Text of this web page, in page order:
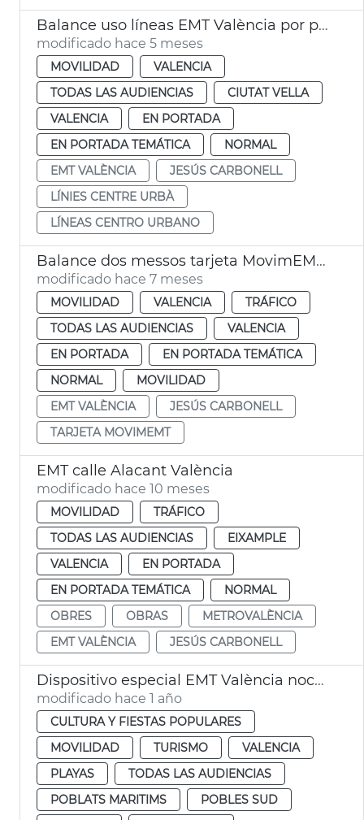
Balance uso líneas EMT València por plaza Ayuntamiento
modificado hace 5 meses
MOVILIDAD
VALENCIA
TODAS LAS AUDIENCIAS
CIUTAT VELLA
VALENCIA
EN PORTADA
EN PORTADA TEMÁTICA
NORMAL
EMT VALÈNCIA
JESÚS CARBONELL
LÍNIES CENTRE URBÀ
LÍNEAS CENTRO URBANO
Balance dos messos tarjeta MovimEMT València
modificado hace 7 meses
MOVILIDAD VALENCIA
TRÁFICO
TODAS LAS AUDIENCIAS
VALENCIA
EN PORTADA
EN PORTADA TEMÁTICA
NORMAL
MOVILIDAD
EMT VALÈNCIA
JESÚS CARBONELL
TARJETA MOVIMEMT
EMT calle Alacant València
modificado hace 10 meses
MOVILIDAD
TRÁFICO
TODAS LAS AUDIENCIAS
EIXAMPLE
VALENCIA
EN PORTADA
EN PORTADA TEMÁTICA
NORMAL
OBRES
OBRAS
METROVALÈNCIA
EMT VALÈNCIA
JESÚS CARBONELL
Dispositivo especial EMT València noche San Juan
modificado hace 1 año
CULTURA Y FIESTAS POPULARES
MOVILIDAD
TURISMO
VALENCIA
PLAYAS
TODAS LAS AUDIENCIAS
POBLATS MARITIMS
POBLES SUD